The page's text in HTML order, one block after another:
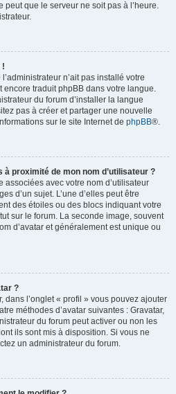
peut que le serveur ne soit pas à l’heure.
!
n’ait pas installé votre
encore traduit phpBB dans votre langue.
du forum d’installer la langue
pas à créer et partager une nouvelle
sur le site Internet de phpBB®.
proximité de mon nom d’utilisateur ?
associées avec votre nom d’utilisateur
d’un sujet. L’une d’elles peut être
des étoiles ou des blocs indiquant votre
sur le forum. La seconde image, souvent
d’avatar et généralement est unique ou
?
dans l’onglet « profil » vous pouvez ajouter
méthodes d’avatar suivantes : Gravatar,
du forum peut activer ou non les
ils sont mis à disposition. Si vous ne
un administrateur du forum.